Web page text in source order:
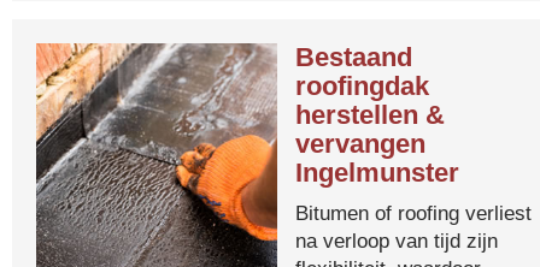
Bestaand
roofingdak
herstellen &
vervangen
Ingelmunster
Bitumen of roofing verliest
na verloop van tijd zijn